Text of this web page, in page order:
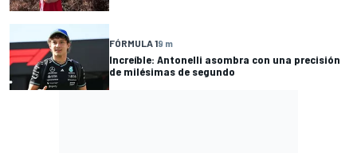
FÓRMULA 19 m
Increíble: Antonelli asombra con una precisión
de milésimas de segundo